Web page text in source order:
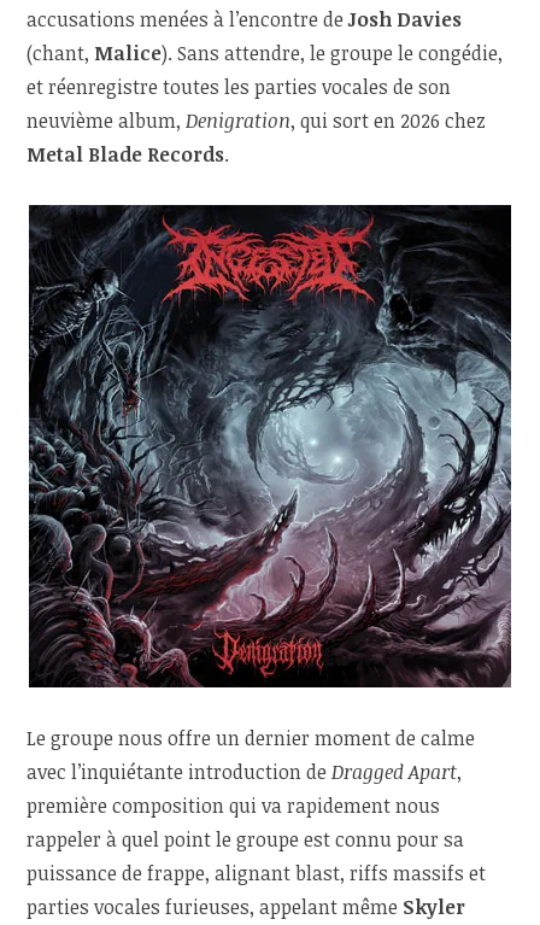
accusations menées à l’encontre deJosh Davies
(chant, Malice). Sans attendre, le groupe le congédie,
et réenregistre toutes les parties vocales de son
neuvième album,Denigration, qui sort en 2026 chez
Metal Blade Records.
Le groupe nous offre un dernier moment de calme
avec l’inquiétante introduction deDragged Apart,
première composition qui va rapidement nous
rappeler à quel point le groupe est connu pour sa
puissance de frappe, alignant blast, riffs massifs et
parties vocales furieuses, appelant même Skyler